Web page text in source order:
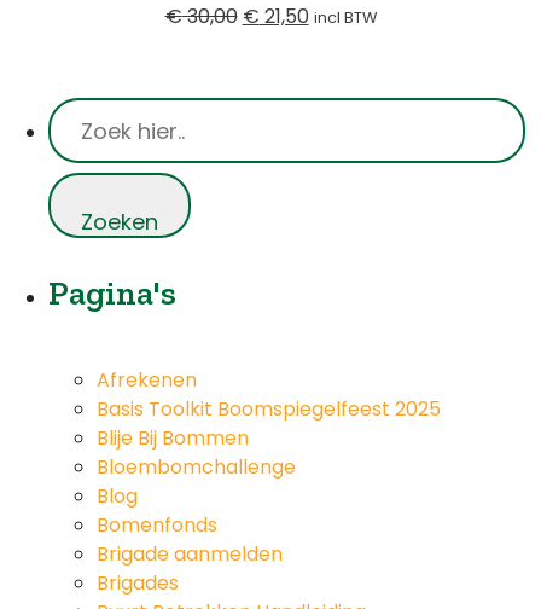
€30,00 Oorspronkelijke
€ 30,00.
€ 21,50Huidige
€ 21,50.
incl BTW
Pagina's
Afrekenen
Basis Toolkit Boomspiegelfeest 2025
Blije Bij Bommen
Bloembomchallenge
Blog
Bomenfonds
Brigade aanmelden
Brigades